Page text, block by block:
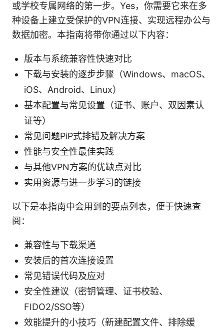
或学校专属网络的第一步。Yes，你需要它来在多
种设备上建立受保护的VPN连接、实现远程办公与
数据加密。本指南将带你通过以下内容：
版本与系统兼容性快速对比
下载与安装的逐步步骤（Windows、macOS、
iOS、Android、Linux）
基本配置与常见设置（证书、账户、双因素认
证等）
常见问题PiP式排错及解决方案
性能与安全性最佳实践
与其他VPN方案的优缺点对比
实用资源与进一步学习的链接
以下是本指南中会用到的要点列表，便于快速查
阅：
兼容性与下载渠道
安装后的首次连接设置
常见错误代码及应对
安全性建议（密钥管理、证书校验、
FIDO2/SSO等）
效能提升的小技巧（新建配置文件、排除缓